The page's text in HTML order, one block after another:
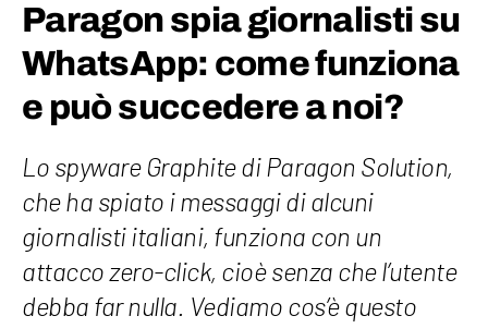
Paragon spia giornalisti su
WhatsApp: come funziona
e può succedere a noi?
Lo spyware Graphite di Paragon Solution,
che ha spiato i messaggi di alcuni
giornalisti italiani, funziona con un
attacco zero-click, cioè senza che l’utente
debba far nulla. Vediamo cos’è questo